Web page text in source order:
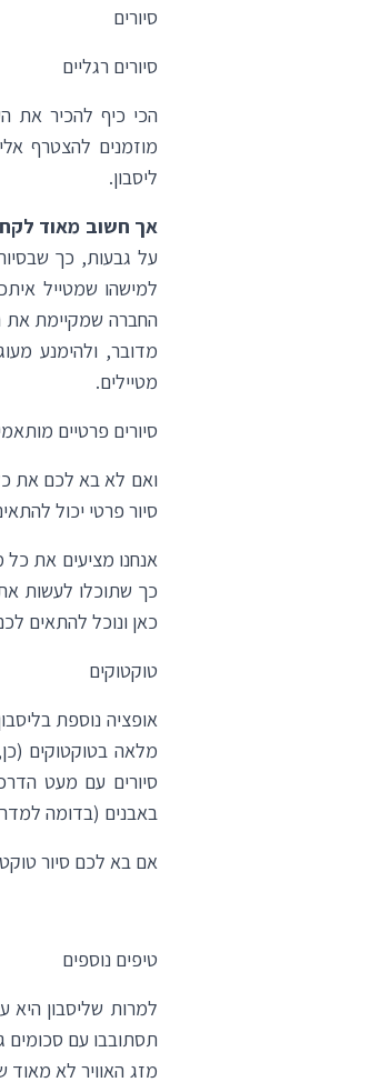
סיורים
סיורים רגליים
הכי כיף להכיר את
מוזמנים להצטרף
ליסבון.
אך חשוב מאוד
על גבעות, כך
למישהו שמטייל
החברה שמקיימת את
מדובר, ולהימנע
מטיילים.
סיורים פרטיים
ואם לא בא לכם את
סיור פרטי יכול
אנחנו מציעים את כל
כך שתוכלו לעשות
כאן ונוכל להתאים
טוקטוקים
אופציה נוספת
מלאה בטוקטוקים
סיורים עם מעט
באבנים (בדומה
אם בא לכם סיור
טיפים נוספים
למרות שליסבון היא
תסתובבו עם סכומים
מזג האוויר לא מאוד